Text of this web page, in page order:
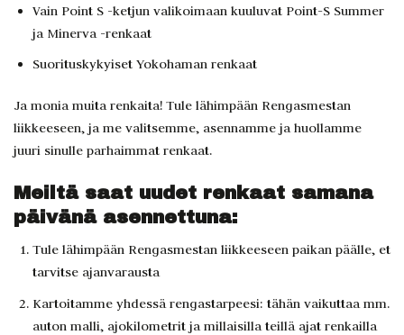
Vain Point S -ketjun valikoimaan kuuluvat Point-S Summer
ja Minerva -renkaat
Suorituskykyiset Yokohaman renkaat
Ja monia muita renkaita! Tule lähimpään Rengasmestan
liikkeeseen, ja me valitsemme, asennamme ja huollamme
juuri sinulle parhaimmat renkaat.
Meiltä saat uudet renkaat samana
päivänä asennettuna:
Tule lähimpään Rengasmestan liikkeeseen paikan päälle, et
tarvitse ajanvarausta
Kartoitamme yhdessä rengastarpeesi: tähän vaikuttaa mm.
auton malli, ajokilometrit ja millaisilla teillä ajat renkailla